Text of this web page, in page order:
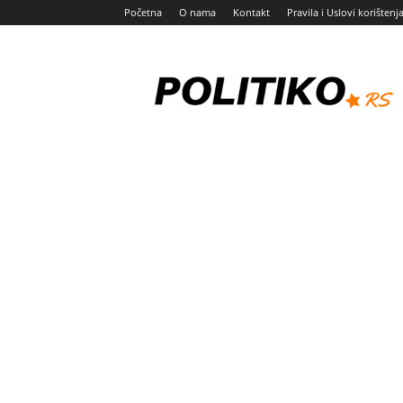
Početna O nama Kontakt Pravila i Uslovi korištenja